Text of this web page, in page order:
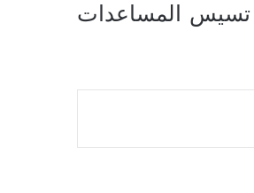
تسيس المساعدات